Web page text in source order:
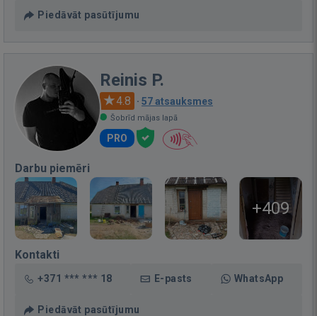
Piedāvāt pasūtījumu
Reinis P.
4.8 · 57 atsauksmes
Šobrīd mājas lapā
PRO
Darbu piemēri
+409
Kontakti
+371 *** *** 18 E-pasts WhatsApp
Piedāvāt pasūtījumu